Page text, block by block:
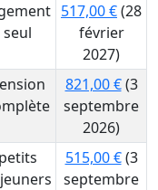
seul
517,00 €(28
février
2027)
821,00 €(3
septembre
2026)
petits
515,00 €(3
septembre